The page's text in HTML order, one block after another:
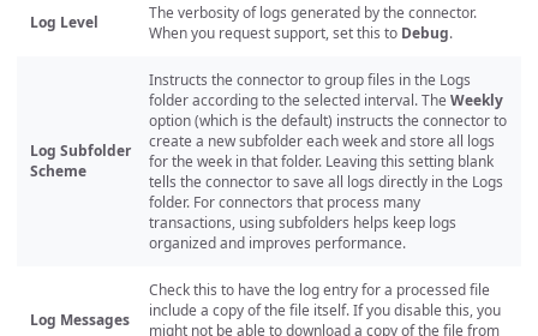
Log Level
The verbosity of logs generated by the connector.
When you request support, set this to Debug.
Log Subfolder
Scheme
Instructs the connector to group files in the Logs
folder according to the selected interval. The Weekly
option (which is the default) instructs the connector to
create a new subfolder each week and store all logs
for the week in that folder. Leaving this setting blank
tells the connector to save all logs directly in the Logs
folder. For connectors that process many
transactions, using subfolders helps keep logs
organized and improves performance.
Log Messages
Check this to have the log entry for a processed file
include a copy of the file itself. If you disable this, you
might not be able to download a copy of the file from